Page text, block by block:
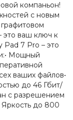
компаньон!
с новым
это ваш ключ к
Pad 7 Pro – это
Мощный
ваших файлов•
до 46 Гбит/
с разрешением
Яркость до 800